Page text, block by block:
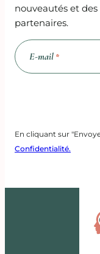
nouveautés et
partenaires.
E-mail *
En cliquant sur
Confidentialité.